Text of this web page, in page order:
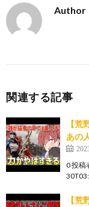
Author
関連する記事
【
あの
0 投稿
【